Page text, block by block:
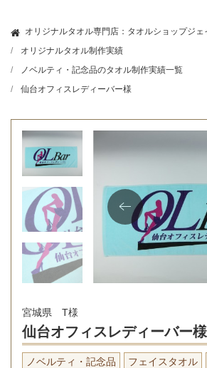
オリジナルタオル専門店：タオルショップジェ
オリジナルタオル制作実績
ノベルティ・記念品のタオル制作実績一覧
仙台オフィスレディーバー様
宮城県 T様
仙台オフィスレディーバー様
ノベルティ・記念品 フェイスタオル